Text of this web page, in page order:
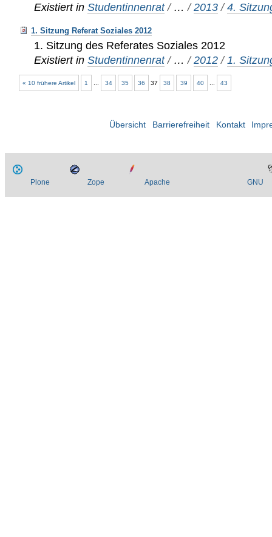
Existiert in Studentinnenrat / …/2013 /4.
1. Sitzung Referat Soziales 2012
1. Sitzung des Referates Soziales 2012
Existiert in Studentinnenrat / …/2012 / 1.
« 10 frühere Artikel 1 34 35 36 37 38 39 40 43
Übersicht Barrierefreiheit Kontakt
Plone Zope Apache GNU